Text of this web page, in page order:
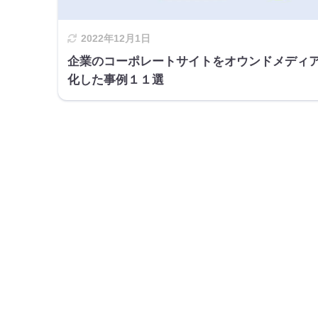
2022年12月1日
企業のコーポレートサイトをオウンドメディ
化した事例１１選